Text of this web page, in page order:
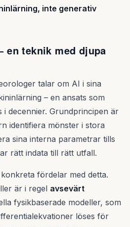
inte generativ
en teknik med djupa
talar om AI i sina
– en ansats som
decennier. Grundprincipen är
identifiera mönster i stora
sina interna parametrar tills
rätt indata till rätt utfall.
fördelar med detta.
är i regel avsevärt
fysikbaserade modeller, som
löses för